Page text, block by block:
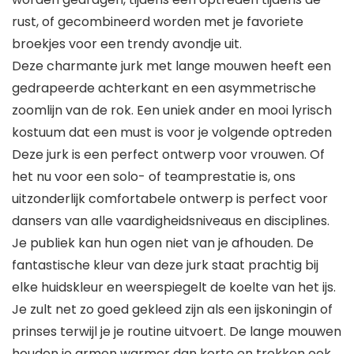
rust, of gecombineerd worden met je favoriete
broekjes voor een trendy avondje uit.
Deze charmante jurk met lange mouwen heeft een
gedrapeerde achterkant en een asymmetrische
zoomlijn van de rok. Een uniek ander en mooi lyrisch
kostuum dat een must is voor je volgende optreden
Deze jurk is een perfect ontwerp voor vrouwen. Of
het nu voor een solo- of teamprestatie is, ons
uitzonderlijk comfortabele ontwerp is perfect voor
dansers van alle vaardigheidsniveaus en disciplines.
Je publiek kan hun ogen niet van je afhouden. De
fantastische kleur van deze jurk staat prachtig bij
elke huidskleur en weerspiegelt de koelte van het ijs.
Je zult net zo goed gekleed zijn als een ijskoningin of
prinses terwijl je je routine uitvoert. De lange mouwen